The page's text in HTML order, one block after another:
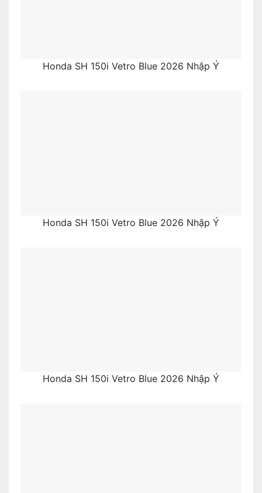
Honda SH 150i Vetro Blue 2026 Nhập Ý
Honda SH 150i Vetro Blue 2026 Nhập Ý
Honda SH 150i Vetro Blue 2026 Nhập Ý